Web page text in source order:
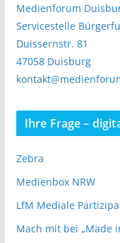
Medienforum
Servicestelle
Duissernstr. 81
47058 Duisburg
Ihre Frage –
Zebra
Medienbox NRW
LfM Mediale
Mach mit bei „Made